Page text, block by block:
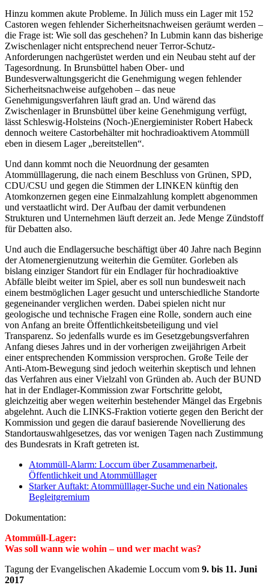
Hinzu kommen akute Probleme. In Jülich muss ein Lager mit 152
Castoren wegen fehlender Sicherheitsnachweisen geräumt werden –
die Frage ist: Wie soll das geschehen? In Lubmin kann das bisherige
Zwischenlager nicht entsprechend neuer Terror-Schutz-
Anforderungen nachgerüstet werden und ein Neubau steht auf der
Tagesordnung. In Brunsbüttel haben Ober- und
Bundesverwaltungsgericht die Genehmigung wegen fehlender
Sicherheitsnachweise aufgehoben – das neue
Genehmigungsverfahren läuft grad an. Und wärend das
Zwischenlager in Brunsbüttel über keine Genehmigung verfügt,
lässt Schleswig-Holsteins (Noch-)Energieminister Robert Habeck
dennoch weitere Castorbehälter mit hochradioaktivem Atommüll
eben in diesem Lager „bereitstellen“.
Und dann kommt noch die Neuordnung der gesamten
Atommülllagerung, die nach einem Beschluss von Grünen, SPD,
CDU/CSU und gegen die Stimmen der LINKEN künftig den
Atomkonzernen gegen eine Einmalzahlung komplett abgenommen
und verstaatlicht wird. Der Aufbau der damit verbundenen
Strukturen und Unternehmen läuft derzeit an. Jede Menge Zündstoff
für Debatten also.
Und auch die Endlagersuche beschäftigt über 40 Jahre nach Beginn
der Atomenergienutzung weiterhin die Gemüter. Gorleben als
bislang einziger Standort für ein Endlager für hochradioaktive
Abfälle bleibt weiter im Spiel, aber es soll nun bundesweit nach
einem bestmöglichen Lager gesucht und unterschiedliche Standorte
gegeneinander verglichen werden. Dabei spielen nicht nur
geologische und technische Fragen eine Rolle, sondern auch eine
von Anfang an breite Öffentlichkeitsbeteiligung und viel
Transparenz. So jedenfalls wurde es im Gesetzgebungsverfahren
Anfang dieses Jahres und in der vorherigen zweijährigen Arbeit
einer entsprechenden Kommission versprochen. Große Teile der
Anti-Atom-Bewegung sind jedoch weiterhin skeptisch und lehnen
das Verfahren aus einer Vielzahl von Gründen ab. Auch der BUND
hat in der Endlager-Kommission zwar Fortschritte gelobt,
gleichzeitig aber wegen weiterhin bestehender Mängel das Ergebnis
abgelehnt. Auch die LINKS-Fraktion votierte gegen den Bericht der
Kommission und gegen die darauf basierende Novellierung des
Standortauswahlgesetzes, das vor wenigen Tagen nach Zustimmung
des Bundesrats in Kraft getreten ist.
Atommüll-Alarm: Loccum über Zusammenarbeit,
Öffentlichkeit und Atommülllager
Starker Auftakt: Atommülllager-Suche und ein Nationales
Begleitgremium
Dokumentation:
Atommüll-Lager:
Was soll wann wie wohin – und wer macht was?
Tagung der Evangelischen Akademie Loccum vom 9. bis 11. Juni
2017